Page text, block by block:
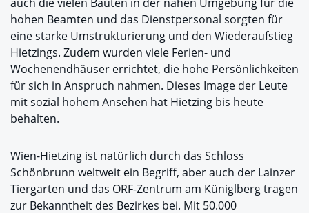
hohen Beamten und das Dienstpersonal sorgten für
eine starke Umstrukturierung und den Wiederaufstieg
Hietzings. Zudem wurden viele Ferien- und
Wochenendhäuser errichtet, die hohe Persönlichkeiten
für sich in Anspruch nahmen. Dieses Image der Leute
mit sozial hohem Ansehen hat Hietzing bis heute
behalten.
Wien-Hietzing ist natürlich durch das Schloss
Schönbrunn weltweit ein Begriff, aber auch der Lainzer
Tiergarten und das ORF-Zentrum am Küniglberg tragen
zur Bekanntheit des Bezirkes bei. Mit 50.000